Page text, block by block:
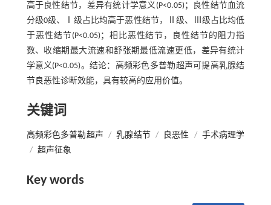
高于良性结节，差异有统计学意义(P<0.05)；良性结节血流
分级0级、Ⅰ级占比均高于恶性结节，Ⅱ级、Ⅲ级占比均低
于恶性结节(P<0.05)；相比恶性结节，良性结节的阻力指
数、收缩期最大流速和舒张期最低流速更低，差异有统计
学意义(P<0.05)。结论：高频彩色多普勒超声可提高乳腺结
节良恶性诊断效能，具有较高的应用价值。
关键词
高频彩色多普勒超声 / 乳腺结节 / 良恶性 / 手术病理学
/ 超声征象
Key words